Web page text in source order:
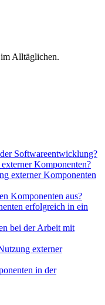
Alltäglichen.
Softwareentwicklung?
Komponenten?
externer Komponenten
Komponenten aus?
erfolgreich in ein
bei der Arbeit mit
externer
in der